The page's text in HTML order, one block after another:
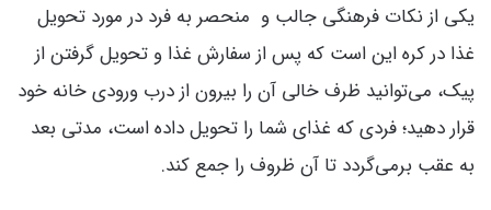
یکی از نکات فرهنگی جالب و منحصر به فرد در مورد تحویل
غذا در کره این است که پس از سفارش غذا و تحویل گرفتن از
پیک، می‌توانید ظرف خالی آن را بیرون از درب ورودی خانه خود
قرار دهید؛ فردی که غذای شما را تحویل داده است، مدتی بعد
به عقب برمی‌گردد تا آن ظروف را جمع کند.